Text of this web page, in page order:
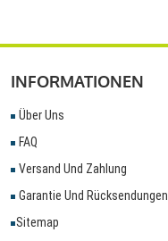
INFORMATIONEN
Über Uns
FAQ
Versand Und Zahlung
Garantie Und Rücksendungen
Sitemap